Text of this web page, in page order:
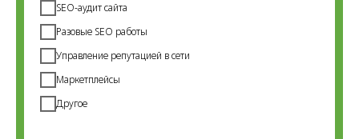
SEO-аудит сайта
Разовые SEO работы
Управление репутацией в сети
Маркетплейсы
Другое